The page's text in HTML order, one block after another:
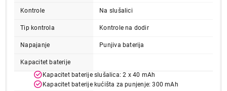
Kontrole Na slušalici
Tip kontrola Kontrole na dodir
Napajanje Punjiva baterija
Kapacitet baterije
Kapacitet baterije slušalica: 2 x 40 mAh
Kapacitet baterije kućišta za punjenje: 300 mAh
SLUŠALICE
GUESS EarBudsTWS Brown